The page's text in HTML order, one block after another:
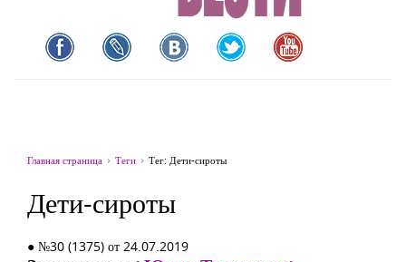
Главная страница Теги Тег: Дети-сироты
Дети-сироты
● №30 (1375) от 24.07.2019